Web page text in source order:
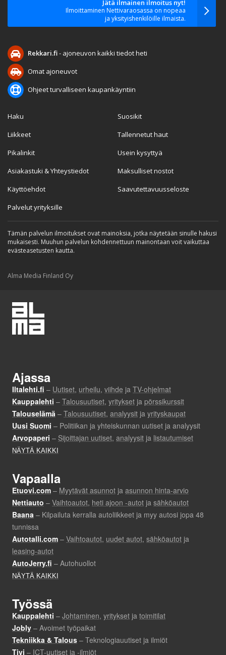
Jätä ilmainen ilmoitus nyt!
Ilmoittaminen Nettivaraosassa on nopeaa
ja yksityishenkilöille ilmaista.
Rekkari.fi- ajoneuvon kaikki tiedot heti
Omat ajoneuvot
Ohjeet turvalliseen kaupankäyntiin
Haku
Liikkeet
Pikalinkit
Asiakastuki & Yhteystiedot
Käyttöehdot
Palvelut yrityksille
Suosikit
Tallennetut haut
Usein kysyttyä
Maksulliset nostot
Saavutettavuusseloste
Tämän palvelun ilmoitukset ovat mainoksia, jotka näytetään sinulle hakusi
mukaisesti. Muuhun palvelun kohdennettuun mainontaan voit vaikuttaa
evästeasetusten kautta.
Alma Media Finland Oy